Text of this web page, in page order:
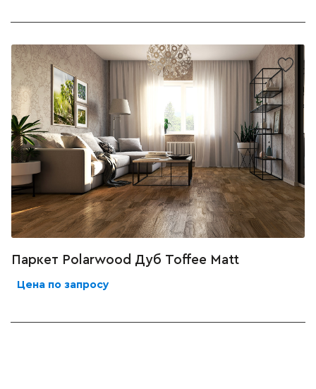
Паркет Polarwood Дуб Toffee Matt
Цена по запросу